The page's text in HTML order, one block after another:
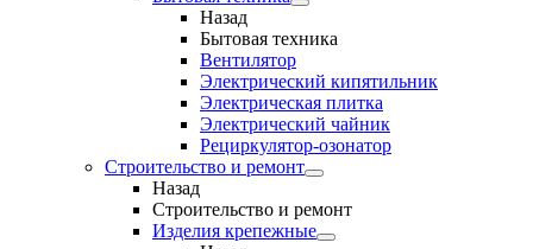
Назад
Бытовая техника
Вентилятор
Электрический кипятильник
Электрическая плитка
Электрический чайник
Рециркулятор-озонатор
Строительство и ремонт
Назад
Строительство и ремонт
Изделия крепежные